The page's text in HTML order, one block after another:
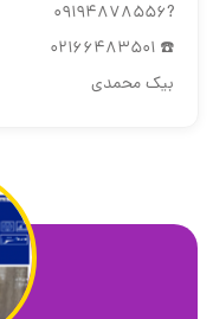
?09194878556
☎️ 02166483501
بيك محمدي